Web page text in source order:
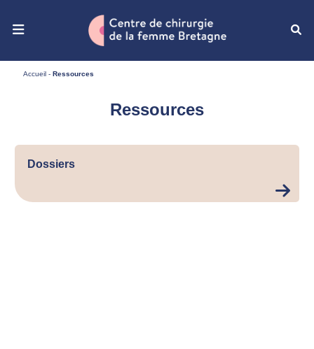
Ouvrir le menu de navigation mobile
Accueil - Ressources
Ressources
Dossiers